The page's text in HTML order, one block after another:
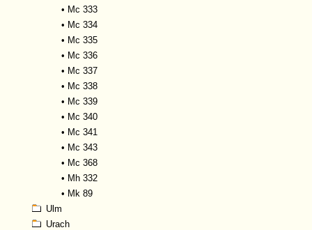
• Mc 333
• Mc 334
• Mc 335
• Mc 336
• Mc 337
• Mc 338
• Mc 339
• Mc 340
• Mc 341
• Mc 343
• Mc 368
• Mh 332
• Mk 89
Ulm
Urach